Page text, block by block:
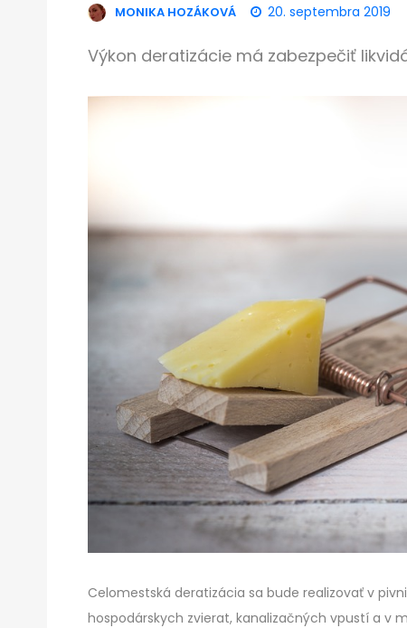
MONIKA HOZÁKOVÁ 20. septembra 2019
Výkon deratizácie má zabezpečiť
Celomestská deratizácia sa bude realizovať v
hospodárskych zvierat, kanalizačných vpustí a v